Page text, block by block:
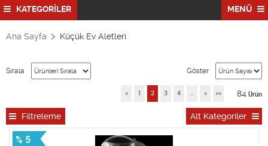
KATEGORİLER MENÜ
Ana Sayfa Küçük Ev Aletleri
Sırala Göster
84 Ürün
« 1 2 3 4 .. » »»
Filtreleme Alt Kategoriler
% 5